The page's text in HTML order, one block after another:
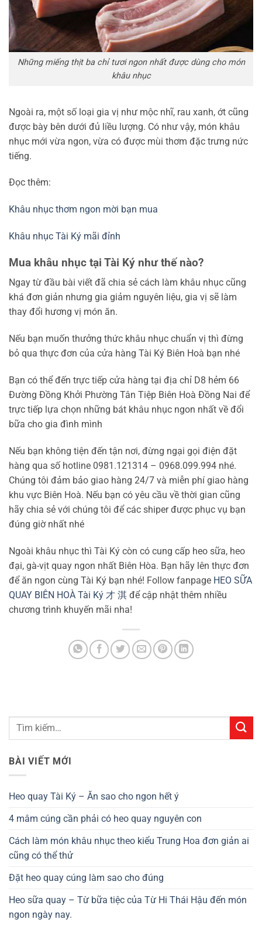
Những miếng thịt ba chỉ tươi ngon nhất được dùng cho món
khâu nhục
Ngoài ra, một số loại gia vị như mộc nhĩ, rau xanh, ớt cũng
được bày bên dưới đủ liều lượng. Có như vậy, món khâu
nhục mới vừa ngon, vừa có được mùi thơm đặc trưng nức
tiếng.
Đọc thêm:
Khâu nhục thơm ngon mời bạn mua
Khâu nhục Tài Ký mãi đỉnh
Mua khâu nhục tại Tài Ký như thế nào?
Ngay từ đầu bài viết đã chia sẻ cách làm khâu nhục cũng
khá đơn giản nhưng gia giảm nguyên liệu, gia vị sẽ làm
thay đổi hương vị món ăn.
Nếu bạn muốn thưởng thức khâu nhục chuẩn vị thì đừng
bỏ qua thực đơn của cửa hàng Tài Ký Biên Hoà bạn nhé
Bạn có thể đến trực tiếp cửa hàng tại địa chỉ D8 hẻm 66
Đường Đồng Khởi Phường Tân Tiệp Biên Hoà Đồng Nai để
trực tiếp lựa chọn những bát khâu nhục ngon nhất về đổi
bữa cho gia đình mình
Nếu bạn không tiện đến tận nơi, đừng ngại gọi điện đặt
hàng qua số hotline 0981.121314 – 0968.099.994 nhé.
Chúng tôi đảm bảo giao hàng 24/7 và miễn phí giao hàng
khu vực Biên Hoà. Nếu bạn có yêu cầu về thời gian cũng
hãy chia sẻ với chúng tôi để các shiper được phục vụ bạn
đúng giờ nhất nhé
Ngoài khâu nhục thì Tài Ký còn có cung cấp heo sữa, heo
đại, gà-vịt quay ngon nhất Biên Hòa. Bạn hãy lên thực đơn
để ăn ngon cùng Tài Ký bạn nhé! Follow fanpage HEO SỮA
QUAY BIÊN HOÀ Tài Ký 才 淇 để cập nhật thêm nhiều
chương trình khuyến mãi nha!
BÀI VIẾT MỚI
Heo quay Tài Ký – Ăn sao cho ngon hết ý
4 mâm cúng cần phải có heo quay nguyên con
Cách làm món khâu nhục theo kiểu Trung Hoa đơn giản ai
cũng có thể thử
Đặt heo quay cúng làm sao cho đúng
Heo sữa quay – Từ bữa tiệc của Từ Hi Thái Hậu đến món
ngon ngày nay.